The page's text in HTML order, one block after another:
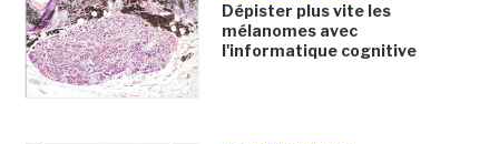
Dépister plus vite les
mélanomes avec
l'informatique cognitive